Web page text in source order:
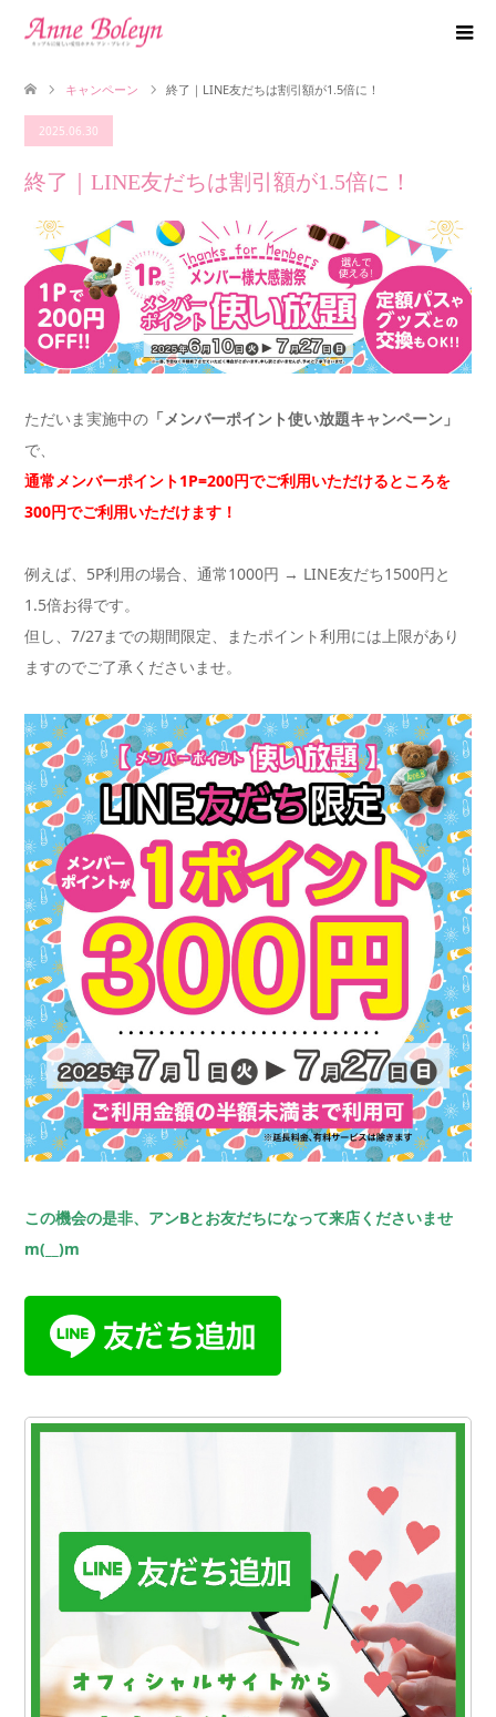
キャンペーン 終了｜LINE友だちは割引額が1.5倍に！
2025.06.30
終了｜LINE友だちは割引額が1.5倍に！
ただいま実施中の 「メンバーポイント使い放題キャンペーン」
で、
通常メンバーポイント1P=200円でご利用いただけるところを
300円でご利用いただけます！
例えば、5P利用の場合、通常1000円 → LINE友だち1500円と
1.5倍お得です。
但し、7/27までの期間限定、またポイント利用には上限があり
ますのでご了承くださいませ。
この機会の是非、アンBとお友だちになって来店くださいませ
m(__)m